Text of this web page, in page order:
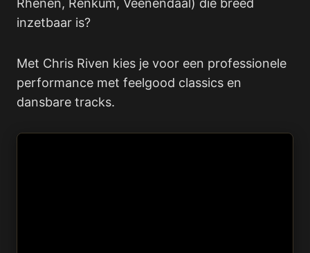
Rhenen, Renkum, Veenendaal) die breed
inzetbaar is?
Met Chris Riven kies je voor een professionele
performance met feelgood classics en
dansbare tracks.